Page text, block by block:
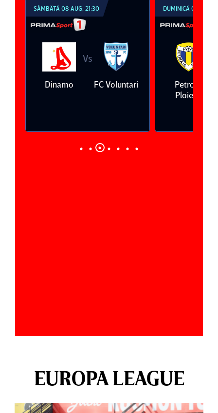
SÂMBĂTĂ 08 AUG, 21:30
Dinamo
Vs
FC Voluntari
DUMINICĂ 09 AUG,
Petrolul
Ploieşti
EUROPA LEAGUE